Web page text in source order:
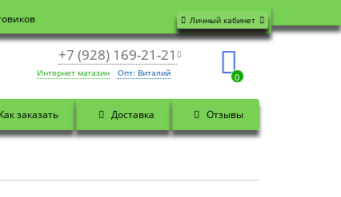
Личный кабинет
+7 (928) 169-21-21
Интернет магазин Опт: Виталий 0
Как заказать Доставка Отзывы